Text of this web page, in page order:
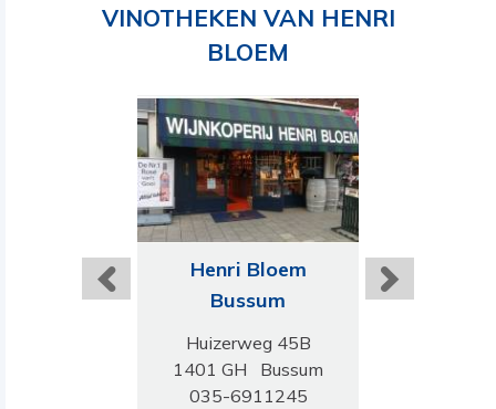
VINOTHEKEN VAN HENRI
BLOEM
Henri Bloem
Bussum
Huizerweg 45B
1401 GH Bussum
035-6911245